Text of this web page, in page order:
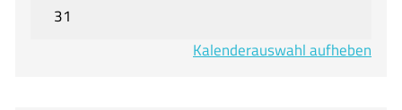
Unter-, Mittel und Oberstufe
31
Kalenderauswahl aufheben